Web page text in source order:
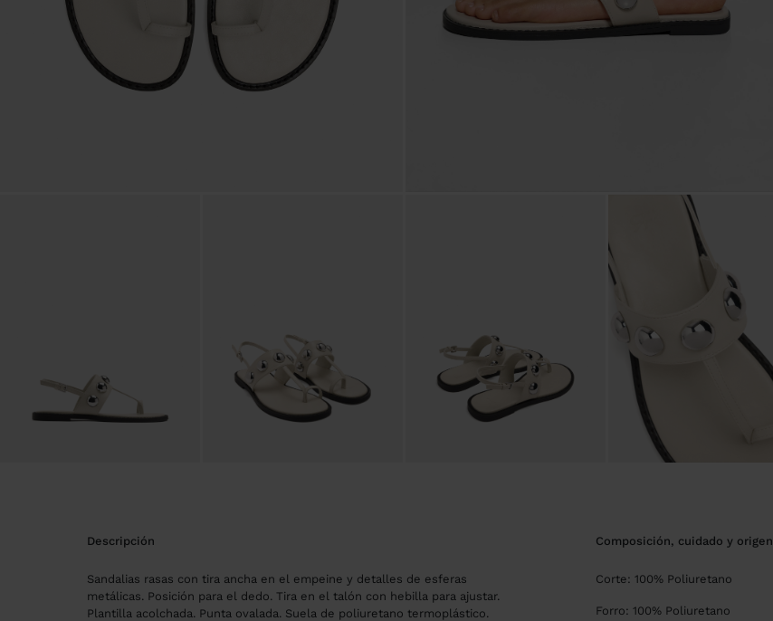
descripción
Sandalias rasas con tira ancha en el empeine y detalles de esferas
metálicas. Posición para el dedo. Tira en el talón con hebilla para ajustar.
Plantilla acolchada. Punta ovalada. Suela de poliuretano termoplástico.
composición, cuidado y origen
Corte: 100% Poliuretano
Forro: 100% Poliuretano